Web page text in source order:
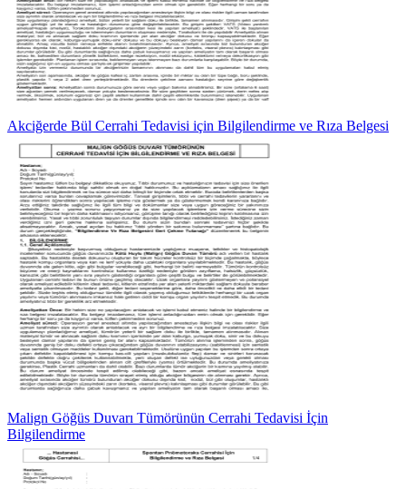
Akciğerde Bül Cerrahi Tedavisi için Bilgilendirme ve Rıza Belgesi
Malign Göğüs Duvarı Tümörünün Cerrahi Tedavisi İçin
Bilgilendirme